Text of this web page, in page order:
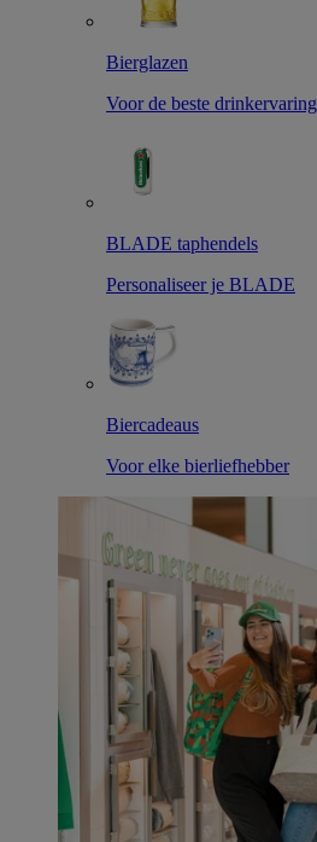
Bierglazen
Voor de beste drinkervaring
BLADE taphendels
Personaliseer je BLADE
Biercadeaus
Voor elke bierliefhebber